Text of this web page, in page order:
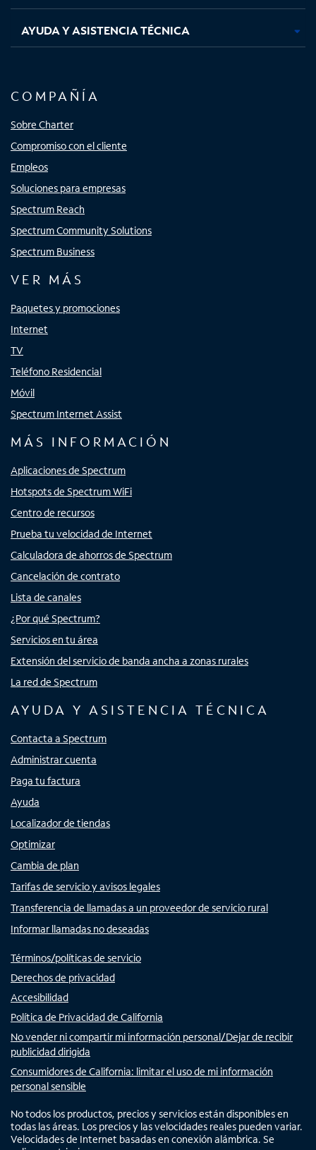
AYUDA Y ASISTENCIA TÉCNICA
COMPAÑÍA
Sobre Charter
Compromiso con el cliente
Empleos
Soluciones para empresas
Spectrum Reach
Spectrum Community Solutions
Spectrum Business
VER MÁS
Paquetes y promociones
Internet
TV
Teléfono Residencial
Móvil
Spectrum Internet Assist
MÁS INFORMACIÓN
Aplicaciones de Spectrum
Hotspots de Spectrum WiFi
Centro de recursos
Prueba tu velocidad de Internet
Calculadora de ahorros de Spectrum
Cancelación de contrato
Lista de canales
¿Por qué Spectrum?
Servicios en tu área
Extensión del servicio de banda ancha a zonas rurales
La red de Spectrum
AYUDA Y ASISTENCIA TÉCNICA
Contacta a Spectrum
Administrar cuenta
Paga tu factura
Ayuda
Localizador de tiendas
Optimizar
Cambia de plan
Tarifas de servicio y avisos legales
Transferencia de llamadas a un proveedor de servicio rural
Informar llamadas no deseadas
Términos/políticas de servicio
Derechos de privacidad
Accesibilidad
Política de Privacidad de California
No vender ni compartir mi información personal/Dejar de recibir
publicidad dirigida
Consumidores de California: limitar el uso de mi información
personal sensible
No todos los productos, precios y servicios están disponibles en
todas las áreas. Los precios y las velocidades reales pueden variar.
Velocidades de Internet basadas en conexión alámbrica. Se